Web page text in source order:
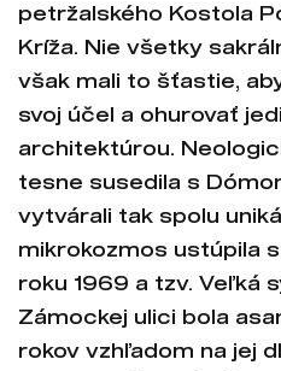
petržalského Kostola
Kríža. Nie všetky
však mali to šťastie,
svoj účel a ohurovať
architektúrou.
tesne susedila s
vytvárali tak spolu
mikrokozmos ustúpila
roku 1969 a tzv. Veľká
Zámockej ulici bola
rokov vzhľadom na jej